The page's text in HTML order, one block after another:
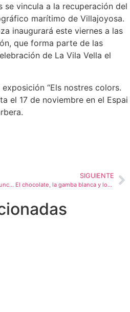
se vincula a la recuperación del
marítimo de Villajoyosa.
inaugurará este viernes a las
que forma parte de las
de La Vila Vella el
“Els nostres colors.
el 17 de noviembre en el Espai
La cineasta Mabel Lozano denuncia la explotación sexual de mujeres en España con la proyección de dos documentales galardonados con el Premio Goya
SIGUIENTE
El chocolate, la gamba blanca y los arroces protagonizan la oferta de Villajoyosa en la feria Alicante Gastronómica que se celebra este fin de semana en IFA